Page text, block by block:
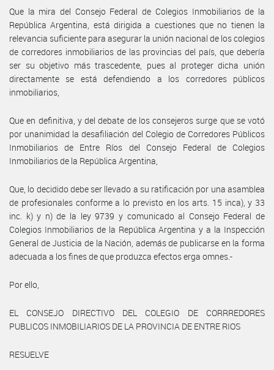
Que la mira del Consejo Federal de Colegios Inmobiliarios de la
República Argentina, está dirigida a cuestiones que no tienen la
relevancia suficiente para asegurar la unión nacional de los colegios
de corredores inmobiliarios de las provincias del país, que debería
ser su objetivo más trascedente, pues al proteger dicha unión
directamente se está defendiendo a los corredores públicos
inmobiliarios,
Que en definitiva, y del debate de los consejeros surge que se votó
por unanimidad la desafiliación del Colegio de Corredores Públicos
Inmobiliarios de Entre Ríos del Consejo Federal de Colegios
Inmobiliarios de la República Argentina,
Que, lo decidido debe ser llevado a su ratificación por una asamblea
de profesionales conforme a lo previsto en los arts. 15 inca), y 33
inc. k) y n) de la ley 9739 y comunicado al Consejo Federal de
Colegios Inmobiliarios de la República Argentina y a la Inspección
General de Justicia de la Nación, además de publicarse en la forma
adecuada a los fines de que produzca efectos erga omnes.-
Por ello,
EL CONSEJO DIRECTIVO DEL COLEGIO DE CORRREDORES
PUBLICOS INMOBILIARIOS DE LA PROVINCIA DE ENTRE RIOS
RESUELVE